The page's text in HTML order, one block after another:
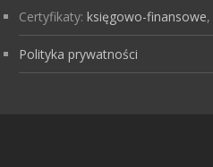
Certyfikaty: księgowo-finansowe,
Polityka prywatności